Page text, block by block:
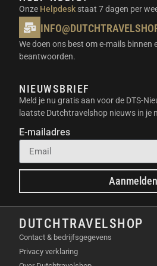
video’s.
time-lapse video’s van
steden.
BELANGRIJKSTE
EIGENSCHAPPEN
3S BLACK 64GB
4K-video:Leg elk detail
Slow-motion:Creëer
video’s.
FlashCut:
Onze Helpdesk staat 7 dagen per
We doen ons best om e-mails binnen
beantwoorden.
NIEUWSBRIEF
Meld je nu gratis aan voor de DTS-
laatste Dutchtravelshop nieuws in je
E-mailadres
Aanmelden
DUTCHTRAVELSHOP
Contact & bedrijfsgegevens
Privacy verklaring